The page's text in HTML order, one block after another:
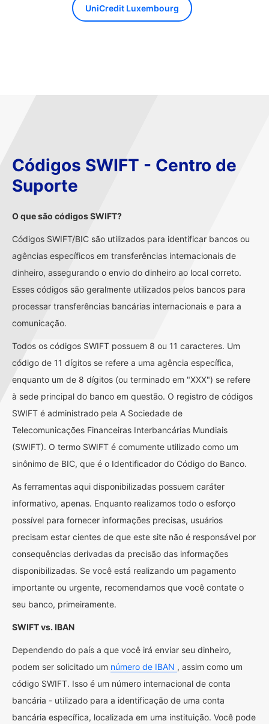
UniCredit Luxembourg
Códigos SWIFT - Centro de
Suporte
O que são códigos SWIFT?
Códigos SWIFT/BIC são utilizados para identificar bancos ou
agências específicos em transferências internacionais de
dinheiro, assegurando o envio do dinheiro ao local correto.
Esses códigos são geralmente utilizados pelos bancos para
processar transferências bancárias internacionais e para a
comunicação.
Todos os códigos SWIFT possuem 8 ou 11 caracteres. Um
código de 11 dígitos se refere a uma agência específica,
enquanto um de 8 dígitos (ou terminado em "XXX") se refere
à sede principal do banco em questão. O registro de códigos
SWIFT é administrado pela A Sociedade de
Telecomunicações Financeiras Interbancárias Mundiais
(SWIFT). O termo SWIFT é comumente utilizado como um
sinônimo de BIC, que é o Identificador do Código do Banco.
As ferramentas aqui disponibilizadas possuem caráter
informativo, apenas. Enquanto realizamos todo o esforço
possível para fornecer informações precisas, usuários
precisam estar cientes de que este site não é responsável por
consequências derivadas da precisão das informações
disponibilizadas. Se você está realizando um pagamento
importante ou urgente, recomendamos que você contate o
seu banco, primeiramente.
SWIFT vs. IBAN
Dependendo do país a que você irá enviar seu dinheiro,
podem ser solicitado um número de IBAN , assim como um
código SWIFT. Isso é um número internacional de conta
bancária - utilizado para a identificação de uma conta
bancária específica, localizada em uma instituição. Você pode